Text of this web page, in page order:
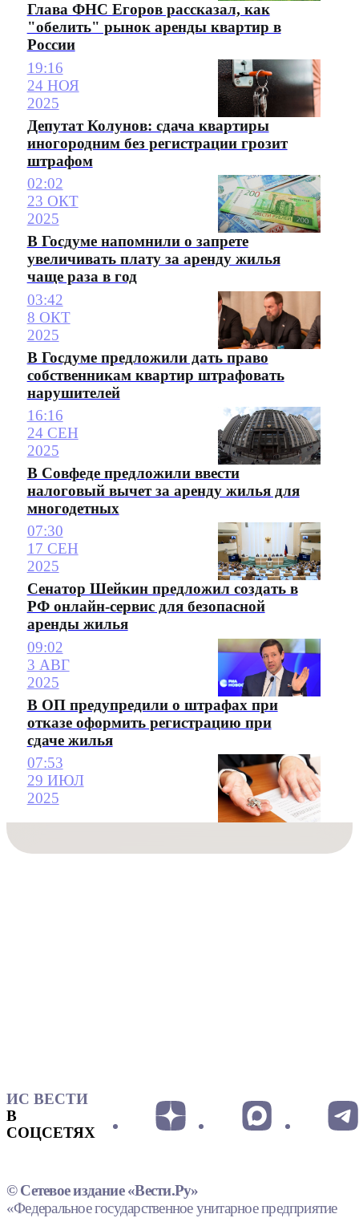
Глава ФНС Егоров рассказал, как
"обелить" рынок аренды квартир в
России
19:16
24 НОЯ
2025
Депутат Колунов: сдача квартиры
иногородним без регистрации грозит
штрафом
02:02
23 ОКТ
2025
В Госдуме напомнили о запрете
увеличивать плату за аренду жилья
чаще раза в год
03:42
8 ОКТ
2025
В Госдуме предложили дать право
собственникам квартир штрафовать
нарушителей
16:16
24 СЕН
2025
В Совфеде предложили ввести
налоговый вычет за аренду жилья для
многодетных
07:30
17 СЕН
2025
Сенатор Шейкин предложил создать в
РФ онлайн-сервис для безопасной
аренды жилья
09:02
3 АВГ
2025
В ОП предупредили о штрафах при
отказе оформить регистрацию при
сдаче жилья
07:53
29 ИЮЛ
2025
ИС ВЕСТИ
В
СОЦСЕТЯХ
© Сетевое издание «Вести.Ру»
«Федеральное государственное унитарное предприятие